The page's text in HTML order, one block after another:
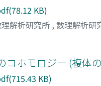
KB)
解析研究所 , 数理解析研
コホモロジー (複体
KB)